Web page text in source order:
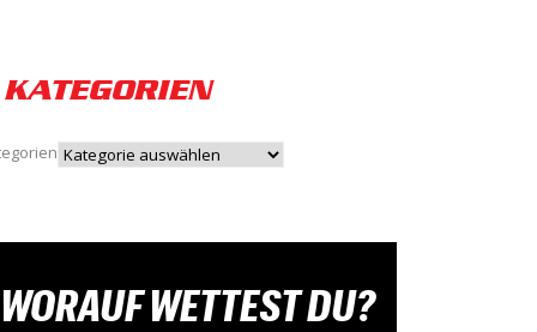
KATEGORIEN